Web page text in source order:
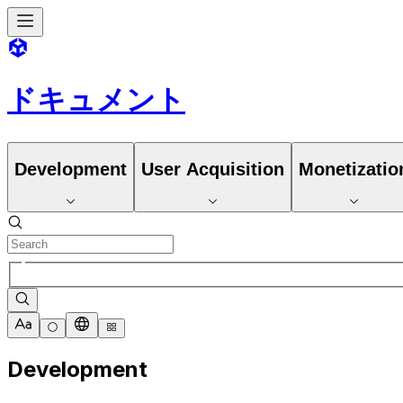
ドキュメント
Development User Acquisition
Development